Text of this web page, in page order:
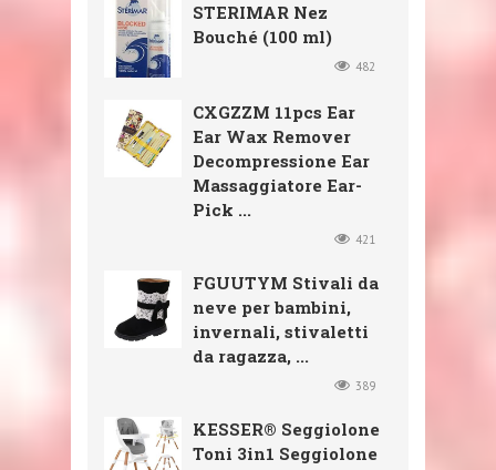
STERIMAR Nez
Bouché (100 ml)
482
CXGZZM 11pcs Ear
Ear Wax Remover
Decompressione Ear
Massaggiatore Ear-
Pick ...
421
FGUUTYM Stivali da
neve per bambini,
invernali, stivaletti
da ragazza, ...
389
KESSER® Seggiolone
Toni 3in1 Seggiolone